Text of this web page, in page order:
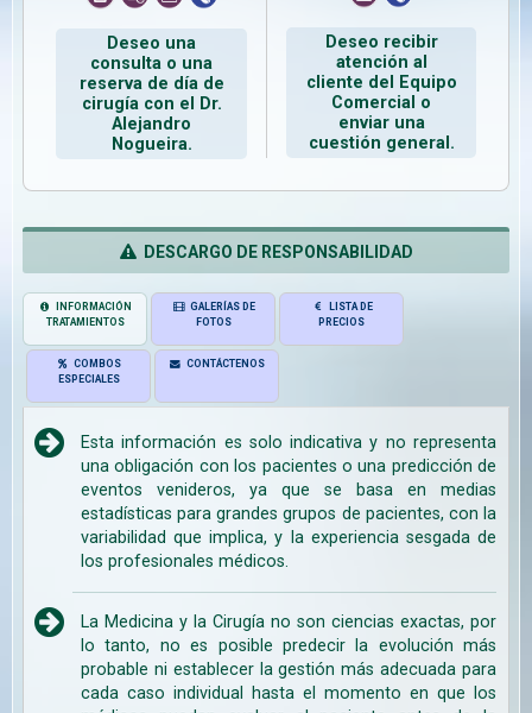
Deseo una
consulta o una
reserva de día de
cirugía con el Dr.
Alejandro
Nogueira.
Deseo recibir
atención al
cliente del Equipo
Comercial o
enviar una
cuestión general.
DESCARGO DE RESPONSABILIDAD
INFORMACIÓN
TRATAMIENTOS
GALERÍAS DE
FOTOS
LISTA DE
PRECIOS
COMBOS
ESPECIALES
CONTÁCTENOS
Esta información es solo indicativa y no representa
una obligación con los pacientes o una predicción de
eventos venideros, ya que se basa en medias
estadísticas para grandes grupos de pacientes, con la
variabilidad que implica, y la experiencia sesgada de
los profesionales médicos.
La Medicina y la Cirugía no son ciencias exactas, por
lo tanto, no es posible predecir la evolución más
probable ni establecer la gestión más adecuada para
cada caso individual hasta el momento en que los